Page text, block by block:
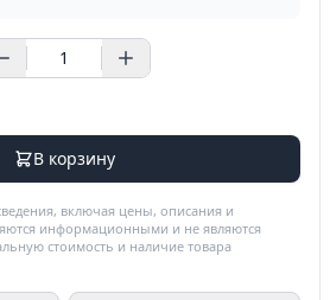
В корзину
включая цены, описания и
информационными и не являются
стоимость и наличие товара